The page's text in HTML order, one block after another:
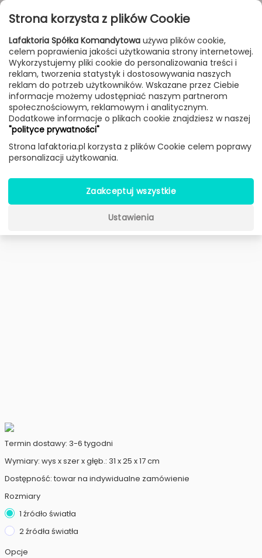
Przejdź do treści
FILTROWANIE & SORTOWANIE
New Sale Bestseller Dostawa 24h
Lampy Producenci Voltolina Produkt
I Do kinkiet kryształowy
(Chrom, 1 źródło światła) -
Termin dostawy: 3-6 tygodni
Wymiary: wys x szer x głęb.: 31 x 25 x 17 cm
Dostępność: towar na indywidualne zamówienie
Rozmiary
1 źródło światła
2 źródła światła
Opcje
Strona korzysta z plików Cookie
Lafaktoria Spółka Komandytowa używa plików cookie,
celem poprawienia jakości użytkowania strony internetowej.
Wykorzystujemy pliki cookie do personalizowania treści i
reklam, tworzenia statystyk i dostosowywania naszych
reklam do potrzeb użytkowników. Wskazane przez Ciebie
informacje możemy udostępniać naszym partnerom
społecznościowym, reklamowym i analitycznym.
Dodatkowe informacje o plikach cookie znajdziesz w naszej
"polityce prywatności"
Strona lafaktoria.pl korzysta z plików Cookie celem poprawy
personalizacji użytkowania.
Zaakceptuj wszystkie
Ustawienia